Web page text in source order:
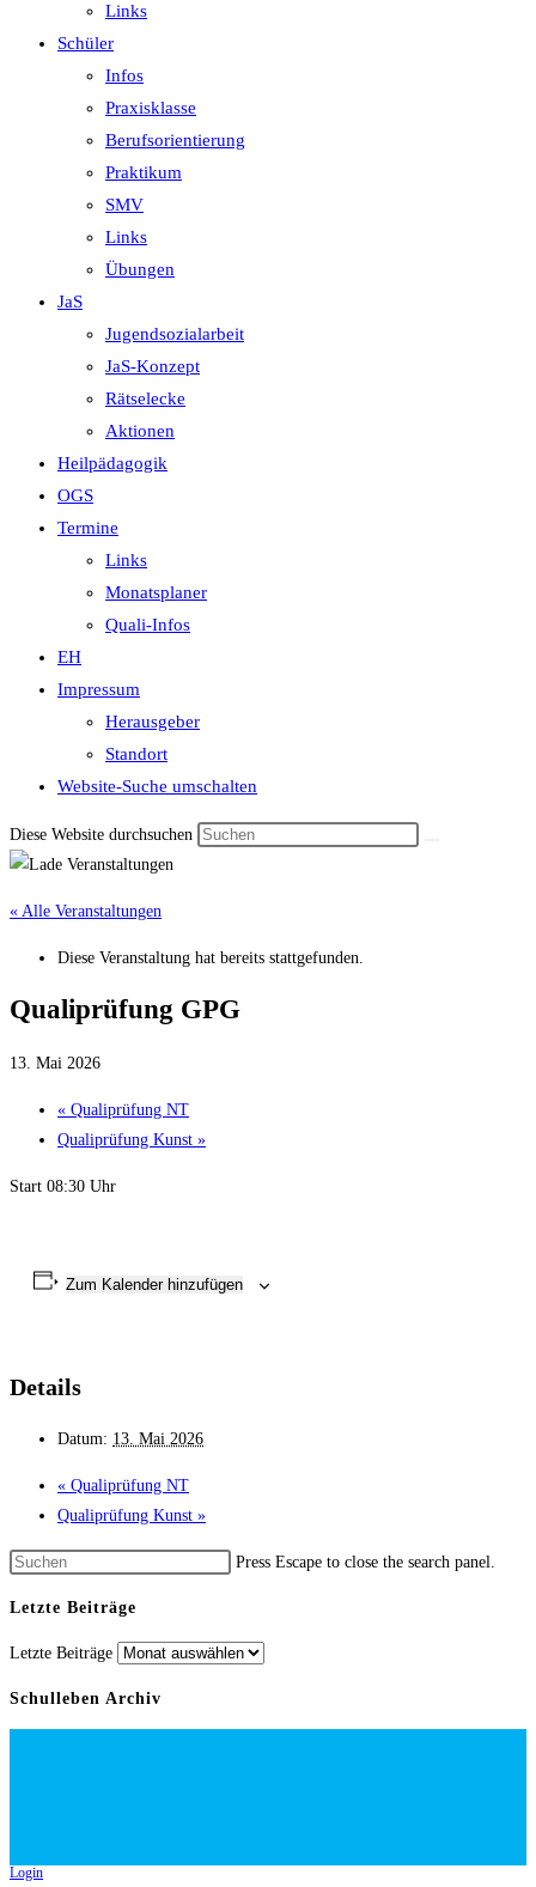
Links
Schüler
Infos
Praxisklasse
Berufsorientierung
Praktikum
SMV
Links
Übungen
JaS
Jugendsozialarbeit
JaS-Konzept
Rätselecke
Aktionen
Heilpädagogik
OGS
Termine
Links
Monatsplaner
Quali-Infos
EH
Impressum
Herausgeber
Standort
Website-Suche umschalten
Diese Website durchsuchen
« Alle Veranstaltungen
Diese Veranstaltung hat bereits stattgefunden.
Qualiprüfung GPG
13. Mai 2026
« Qualiprüfung NT
Qualiprüfung Kunst »
Start 08:30 Uhr
Zum Kalender hinzufügen
Details
Datum: 13. Mai 2026
« Qualiprüfung NT
Qualiprüfung Kunst »
Press Escape to close the search panel.
Letzte Beiträge
Letzte Beiträge
Schulleben Archiv
Login